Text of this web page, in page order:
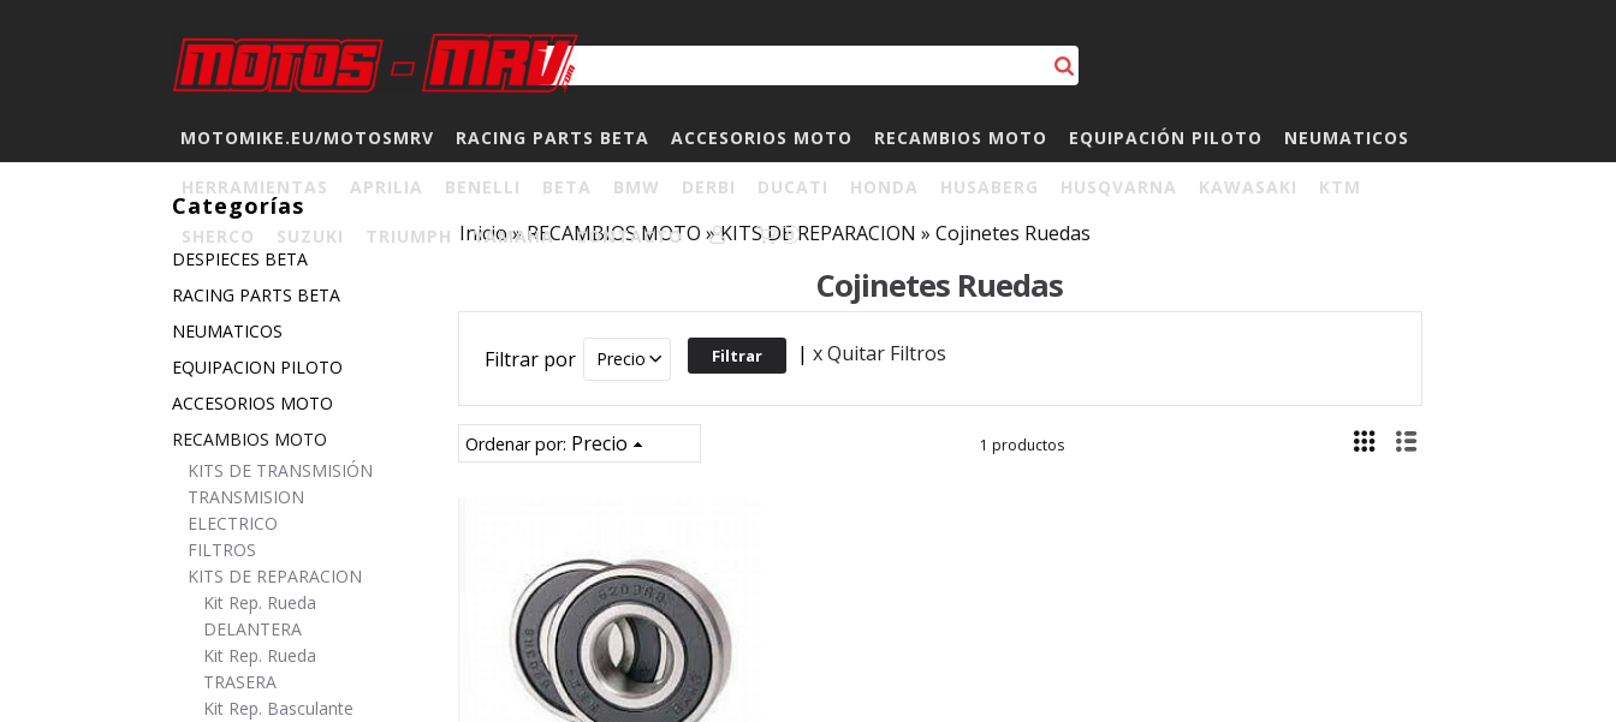
MOTOMIKE.EU/MOTOSMRV RACING PARTS BETA ACCESORIOS MOTO RECAMBIOS MOTO EQUIPACIÓN PILOTO NEUMATICOS
HERRAMIENTAS APRILIA BENELLI BETA BMW DERBI DUCATI HONDA HUSABERG HUSQVARNA KAWASAKI KTM
SHERCO SUZUKI TRIUMPH YAMAHA CONTACTO 0
Categorías
DESPIECES BETA
RACING PARTS BETA
NEUMATICOS
EQUIPACION PILOTO
ACCESORIOS MOTO
RECAMBIOS MOTO
KITS DE TRANSMISIÓN
TRANSMISION
ELECTRICO
FILTROS
KITS DE REPARACION
Kit Rep. Rueda
DELANTERA
Kit Rep. Rueda
TRASERA
Kit Rep. Basculante
Inicio»RECAMBIOS MOTO »KITS DE REPARACION » Cojinetes Ruedas
Cojinetes Ruedas
Filtrar por Precio | x Quitar Filtros
Ordenar por: Precio 1 productos